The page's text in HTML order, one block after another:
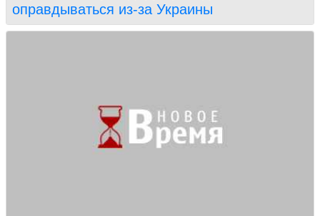
оправдываться из-за Украины